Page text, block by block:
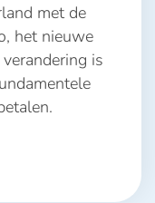
met de
het nieuwe
is